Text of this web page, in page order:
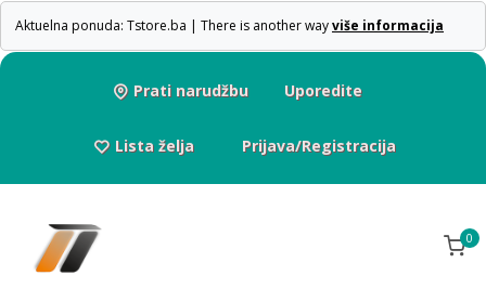
Aktuelna ponuda: Tstore.ba | There is another wayviše informacija
Prati narudžbu Uporedite
Lista želja Prijava/Registracija
0